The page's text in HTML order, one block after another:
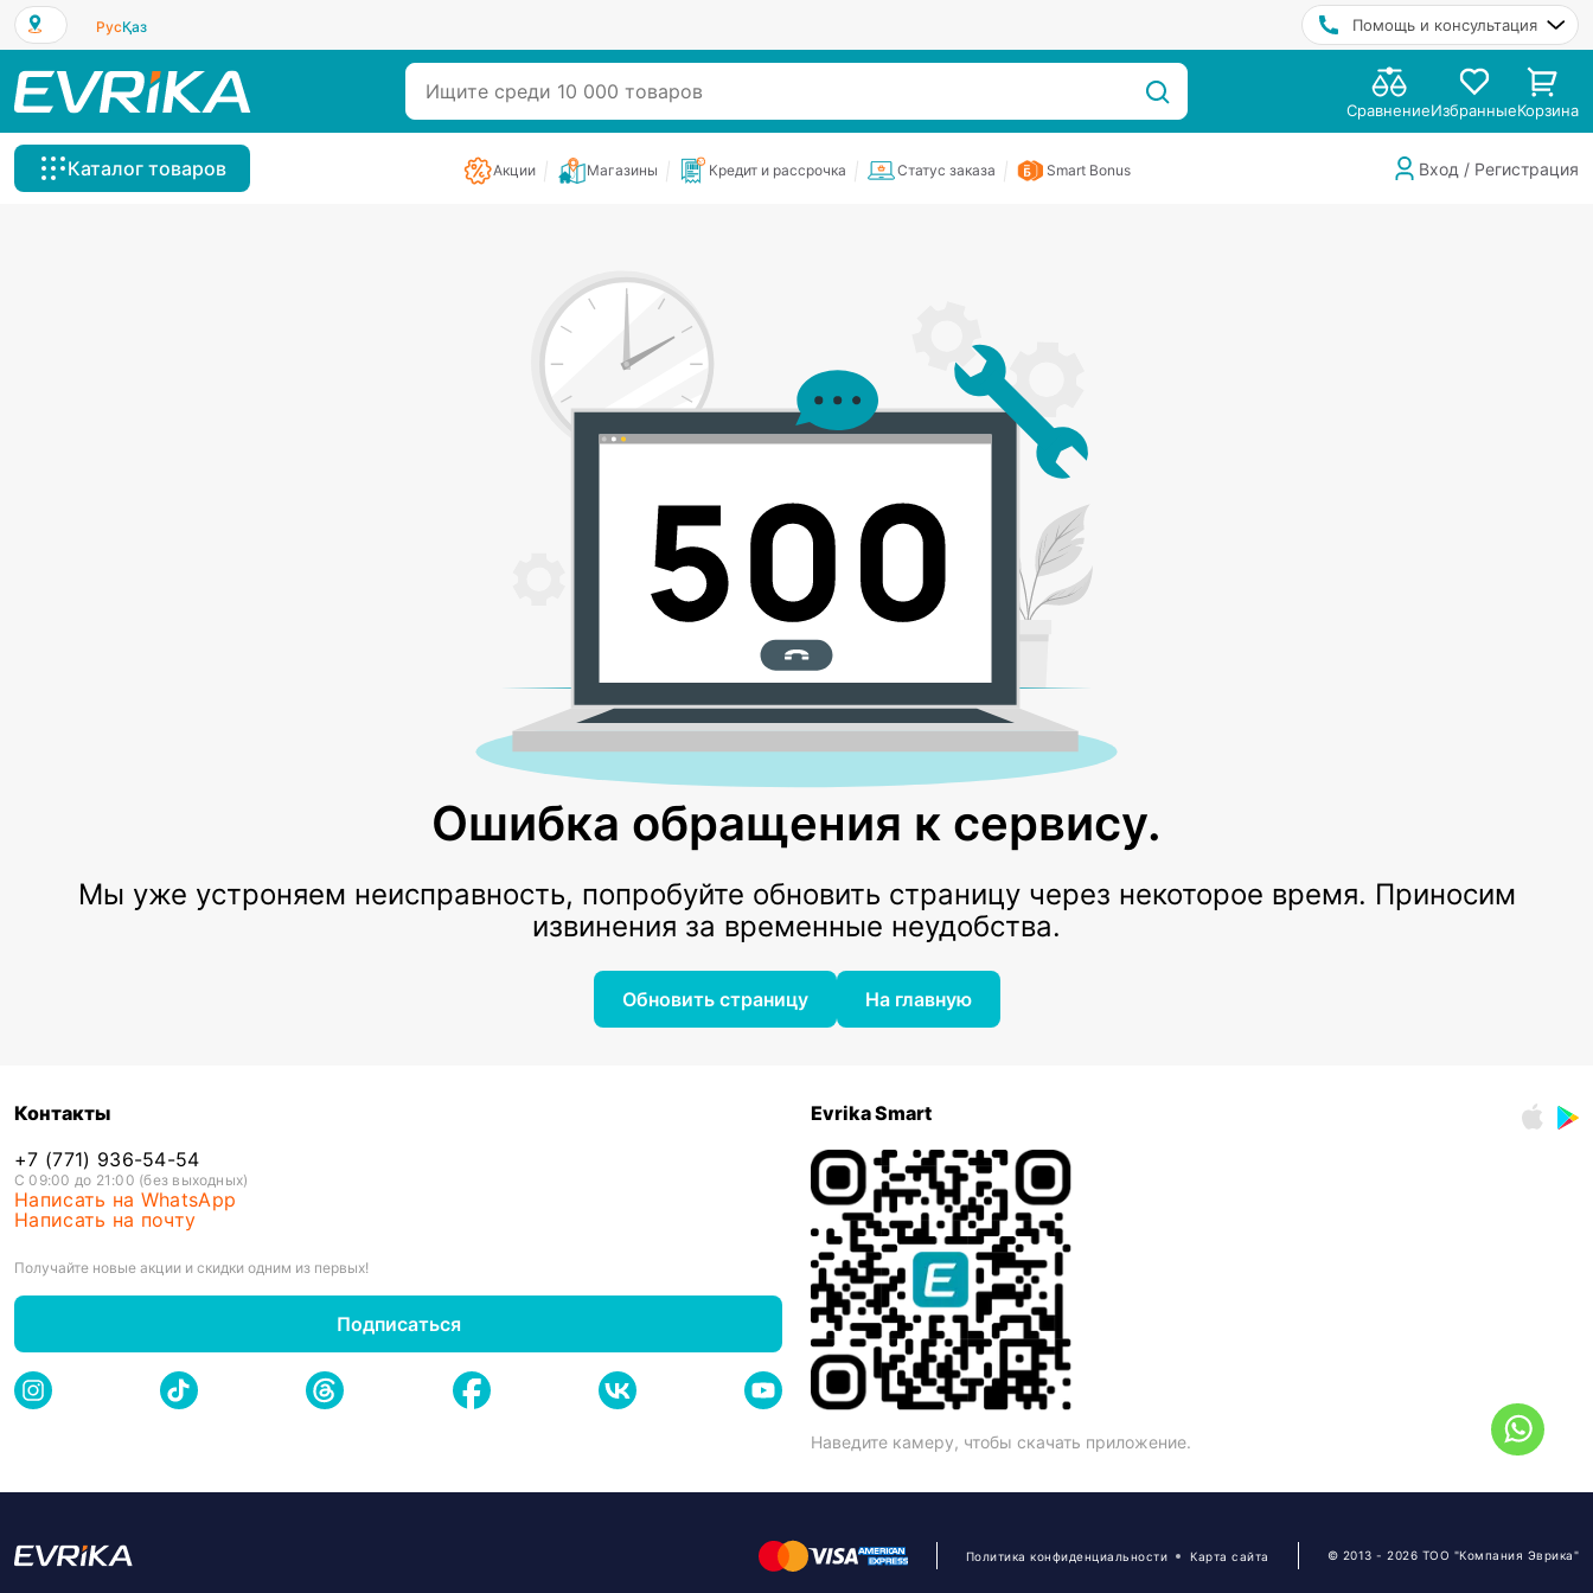
РусҚаз Помощь и консультация
СравнениеИзбранныеКорзина
Каталог товаров Акции Магазины Кредит и рассрочка Статус заказа Smart Bonus Вход / Регистрация
Ошибка обращения к сервису.
Мы уже устроняем неисправность, попробуйте обновить страницу через некоторое время. Приносим
извинения за временные неудобства.
Обновить страницу На главную
Контакты
+7 (771) 936-54-54
С 09:00 до 21:00 (без выходных)
Написать на WhatsApp
Написать на почту
Получайте новые акции и скидки одним из первых!
Подписаться
Evrika Smart
Наведите камеру, чтобы скачать приложение.
Политика конфиденциальности Карта сайта © 2013 - 2026 ТОО "Компания Эврика"